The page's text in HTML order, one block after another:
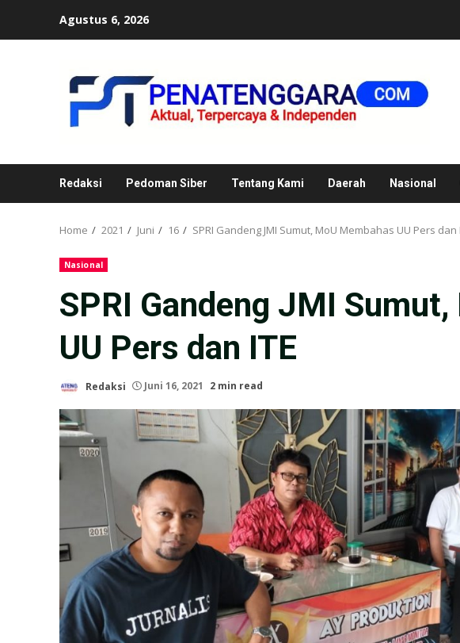
Agustus 6, 2026
Redaksi Pedoman Siber Tentang Kami Daerah Nasional
Home 2021 Juni 16 SPRI Gandeng JMI Sumut, MoU Membahas UU Pers dan
Nasional
SPRI Gandeng JMI
UU Pers dan ITE
Redaksi Juni 16, 2021 2 min read